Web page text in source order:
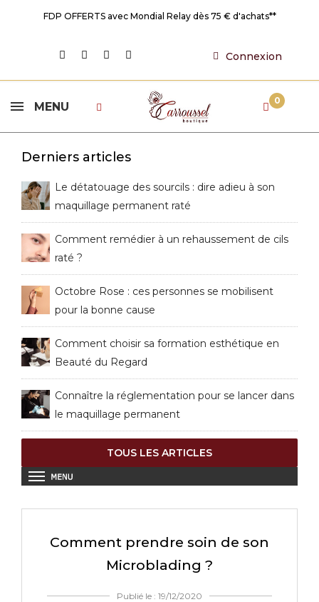
FDP OFFERTS avec Mondial Relay dès 75 € d'achats**
Connexion
MENU 0
Derniers articles
Le détatouage des sourcils : dire adieu à son
maquillage permanent raté
Comment remédier à un rehaussement de cils
raté ?
Octobre Rose : ces personnes se mobilisent
pour la bonne cause
Comment choisir sa formation esthétique en
Beauté du Regard
Connaître la réglementation pour se lancer dans
le maquillage permanent
TOUS LES ARTICLES
Comment prendre soin de son
Microblading ?
Publié le : 19/12/2020